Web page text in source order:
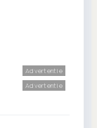
Advertentie
Advertentie